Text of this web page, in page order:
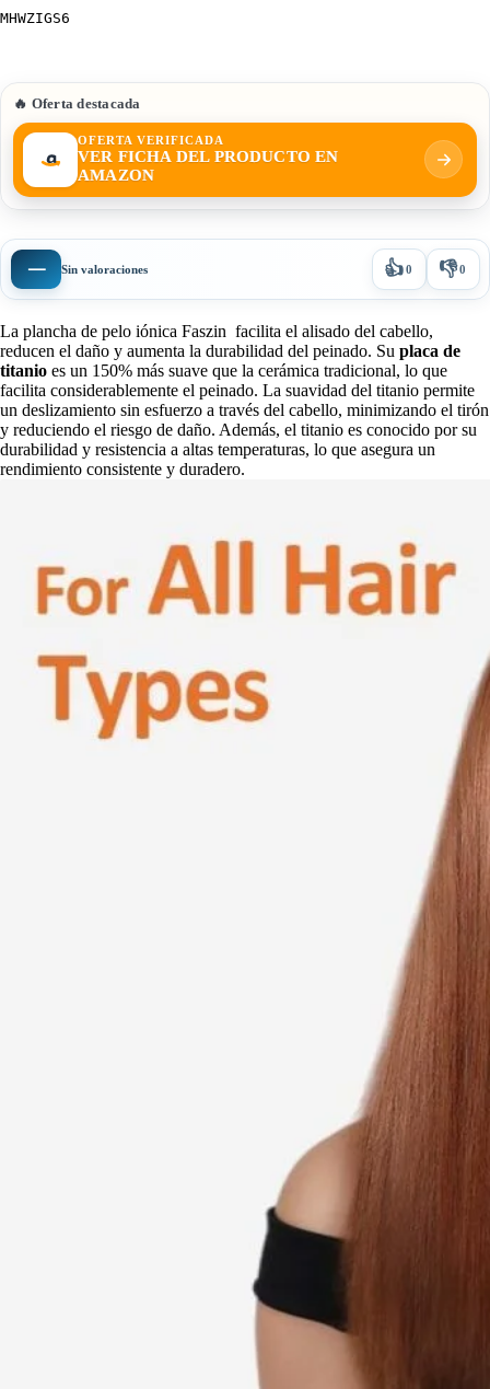
MHWZIGS6
🔥 Oferta destacada
OFERTA VERIFICADA
VER FICHA DEL PRODUCTO EN
AMAZON
— Sin valoraciones 👍0 👎0
La plancha de pelo iónica Faszin facilita el alisado del cabello,
reducen el daño y aumenta la durabilidad del peinado. Su placa de
titanio es un 150% más suave que la cerámica tradicional, lo que
facilita considerablemente el peinado. La suavidad del titanio permite
un deslizamiento sin esfuerzo a través del cabello, minimizando el tirón
y reduciendo el riesgo de daño. Además, el titanio es conocido por su
durabilidad y resistencia a altas temperaturas, lo que asegura un
rendimiento consistente y duradero.